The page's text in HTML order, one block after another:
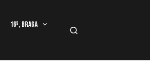
16º, Braga